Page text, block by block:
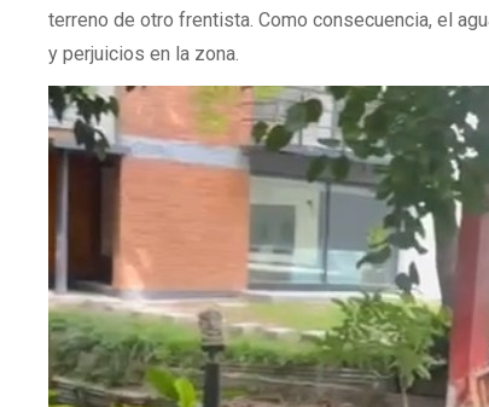
terreno de otro frentista. Como consecuencia, el
y perjuicios en la zona.